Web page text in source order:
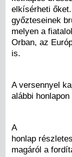
elkísérheti
győzteseinek
melyen a
Orban, az
is.
A versennyel
alábbi
A
honlap
magáról a